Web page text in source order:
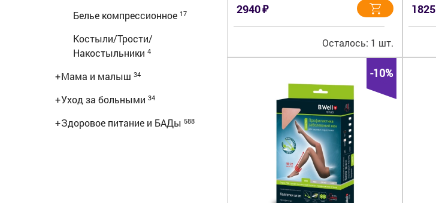
Белье компрессионное 17
Костыли/Трости/
Накостыльники 4
+Мама и малыш 34
+Уход за больными 34
+Здоровое питание и БАДы 588
2940₽
Осталось: 1 шт.
1825
-10%